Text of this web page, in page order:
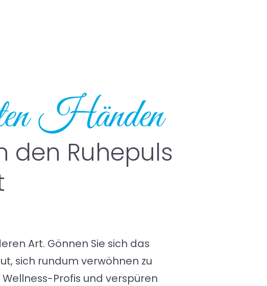
Händen
den Ruhepuls
Art. Gönnen Sie sich das
sich rundum verwöhnen zu
Profis und verspüren